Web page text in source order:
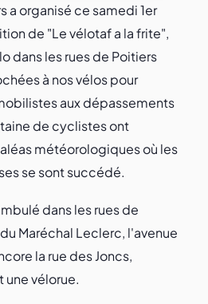
a organisé ce samedi 1er
de "Le vélotaf a la frite",
dans les rues de Poitiers
à nos vélos pour
aux dépassements
de cyclistes ont
météorologiques où les
se sont succédé.
dans les rues de
Maréchal Leclerc, l'avenue
la rue des Joncs,
vélorue.